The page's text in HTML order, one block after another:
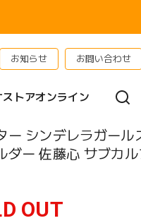
お知らせ お問い合わせ
ストアオンライン
ー シンデレラガール
ダー 佐藤心 サブカル
OUT